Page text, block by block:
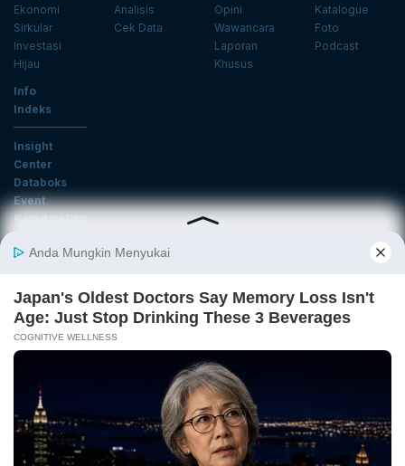
Ekonomi
Sirkular
Investasi
Hijau
Analisis
Cek Data
Opini
Wawancara
Laporan
Khusus
Katalogue
Foto
Podcast
Info
Indeks
Insight
Center
Databoks
Event
KatadataOto
Email
Daftar
Tentang Katadata Advertising Karier
Pedoman Media Siber
Kebijakan Privasi
Disclaimer
Hubungi Kami
©2026 Katadata. Hak cipta dilindungi Undang-undang.